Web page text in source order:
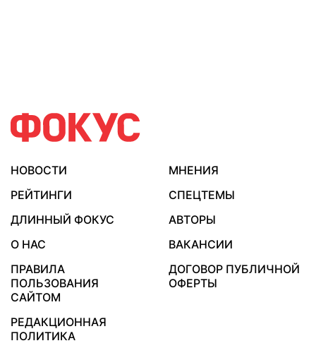
НОВОСТИ
МНЕНИЯ
РЕЙТИНГИ
СПЕЦТЕМЫ
ДЛИННЫЙ ФОКУС
АВТОРЫ
О НАС
ВАКАНСИИ
ПРАВИЛА
ПОЛЬЗОВАНИЯ
САЙТОМ
ДОГОВОР ПУБЛИЧНОЙ
ОФЕРТЫ
РЕДАКЦИОННАЯ
ПОЛИТИКА